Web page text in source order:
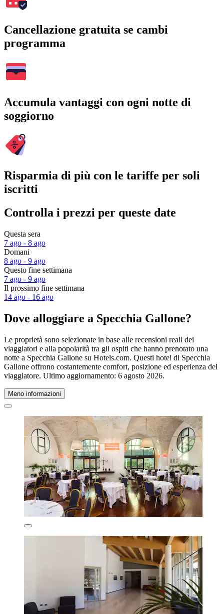
Cancellazione gratuita se cambi
programma
Accumula vantaggi con ogni notte di
soggiorno
Risparmia di più con le tariffe per soli
iscritti
Controlla i prezzi per queste date
Questa sera
7 ago - 8 ago
Domani
8 ago - 9 ago
Questo fine settimana
7 ago - 9 ago
Il prossimo fine settimana
14 ago - 16 ago
Dove alloggiare a Specchia Gallone?
Le proprietà sono selezionate in base alle recensioni reali dei
viaggiatori e alla popolarità tra gli ospiti che hanno prenotato una
notte a Specchia Gallone su Hotels.com. Questi hotel di Specchia
Gallone offrono costantemente comfort, posizione ed esperienza del
viaggiatore. Ultimo aggiornamento: 6 agosto 2026.
Meno informazioni